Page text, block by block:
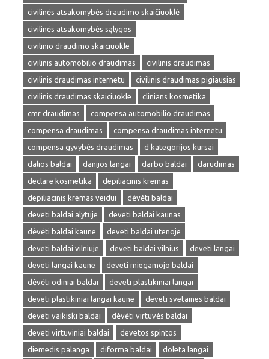
civilinės atsakomybės draudimo skaičiuoklė
civilinės atsakomybės sąlygos
civilinio draudimo skaiciuokle
civilinis automobilio draudimas
civilinis draudimas
civilinis draudimas internetu
civilinis draudimas pigiausias
civilinis draudimas skaiciuokle
clinians kosmetika
cmr draudimas
compensa automobilio draudimas
compensa draudimas
compensa draudimas internetu
compensa gyvybės draudimas
d kategorijos kursai
dalios baldai
danijos langai darbo baldai
darudimas
declare kosmetika
depiliacinis kremas
depiliacinis kremas veidui
dėvėti baldai
deveti baldai alytuje
deveti baldai kaunas
dėvėti baldai kaune
deveti baldai utenoje
deveti baldai vilniuje
deveti baldai vilnius
deveti langai
deveti langai kaune
deveti miegamojo baldai
dėvėti odiniai baldai
deveti plastikiniai langai
deveti plastikiniai langai kaune
deveti svetaines baldai
deveti vaikiski baldai
dėvėti virtuvės baldai
deveti virtuviniai baldai
devetos spintos
diemedis palanga
diforma baldai
doleta langai